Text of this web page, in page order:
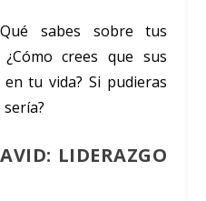
sabes sobre tus
crees que sus
tu vida? Si pudieras
LIDERAZGO